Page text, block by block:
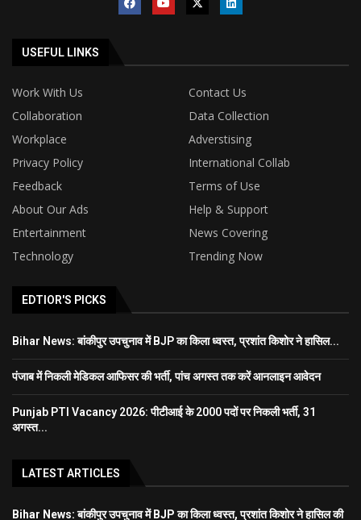
USEFUL LINKS
Work With Us
Contact Us
Collaboration
Data Collection
Workplace
Adverstising
Privacy Policy
International Collab
Feedback
Terms of Use
About Our Ads
Help & Support
Entertainment
News Covering
Technology
Trending Now
EDTIOR'S PICKS
Bihar News: बांकीपुर उपचुनाव में BJP का किला ध्वस्त, प्रशांत किशोर ने हासिल...
पंजाब में निकली मेडिकल आफिसर की भर्ती, पांच अगस्त तक करें आनलाइन आवेदन
Punjab PTI Vacancy 2026: पीटीआई के 2000 पदों पर निकली भर्ती, 31
अगस्त...
LATEST ARTICLES
Bihar News: बांकीपुर उपचुनाव में BJP का किला ध्वस्त, प्रशांत किशोर ने हासिल की